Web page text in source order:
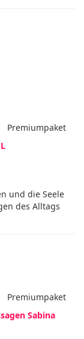
Premiumpaket
und die Seele
des Alltags
Premiumpaket
Sabina